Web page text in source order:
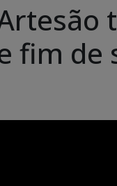
fim de